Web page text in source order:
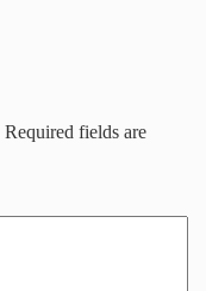
Required fields are